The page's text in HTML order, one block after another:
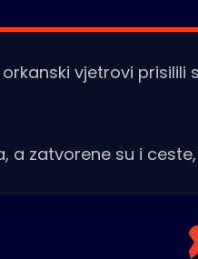
vjetrovi
a zatvorene su i